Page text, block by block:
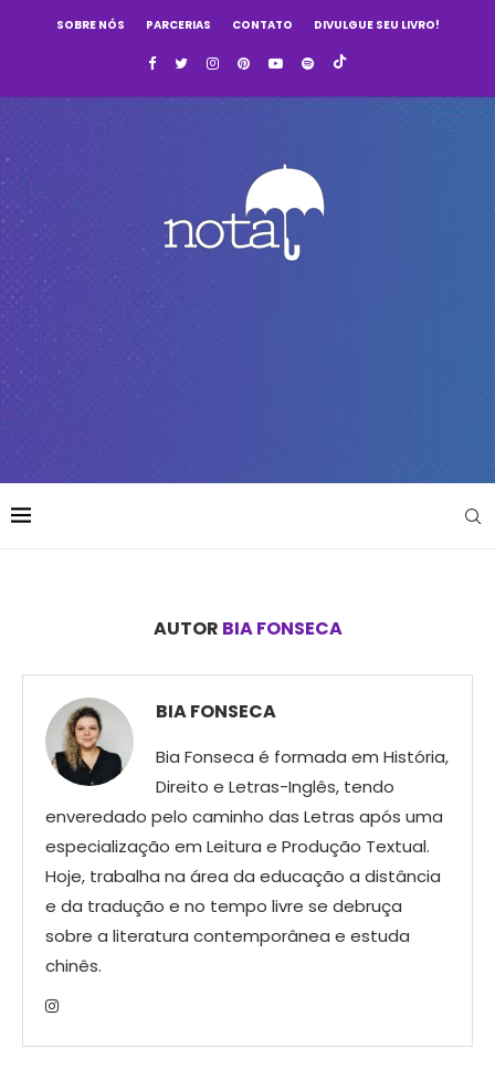
SOBRE NÓS PARCERIAS CONTATO DIVULGUE SEU LIVRO!
AUTOR BIA FONSECA
BIA FONSECA
Bia Fonseca é formada em História,
Direito e Letras-Inglês, tendo
enveredado pelo caminho das Letras após uma
especialização em Leitura e Produção Textual.
Hoje, trabalha na área da educação a distância
e da tradução e no tempo livre se debruça
sobre a literatura contemporânea e estuda
chinês.